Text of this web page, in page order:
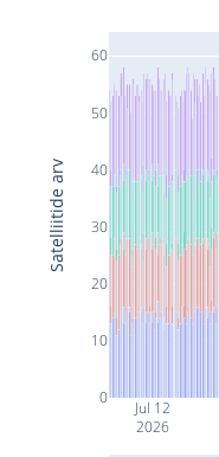
Jul 12
2026
0
10
20
30
40
50
60
Satelliitide arv